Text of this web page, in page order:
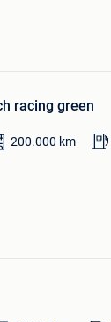
racing green
200.000 km